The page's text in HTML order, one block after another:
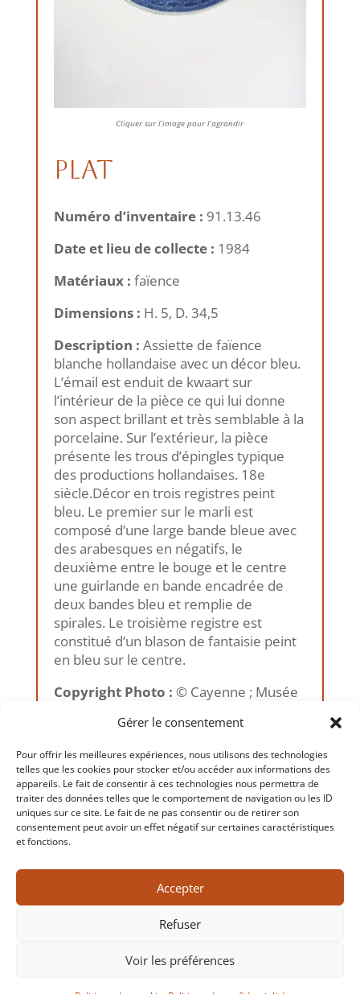
Gérer le consentement
Pour offrir les meilleures expériences, nous utilisons des technologies
telles que les cookies pour stocker et/ou accéder aux informations des
appareils. Le fait de consentir à ces technologies nous permettra de
traiter des données telles que le comportement de navigation ou les ID
uniques sur ce site. Le fait de ne pas consentir ou de retirer son
consentement peut avoir un effet négatif sur certaines caractéristiques
et fonctions.
Accepter
Refuser
Voir les préférences
Cliquer sur l’image pour l’agrandir
Plat
Numéro d’inventaire : 91.13.46
Date et lieu de collecte : 1984
Matériaux : faïence
Dimensions : H. 5, D. 34,5
Description : Assiette de faïence
blanche hollandaise avec un décor bleu.
L’émail est enduit de kwaart sur
l’intérieur de la pièce ce qui lui donne
son aspect brillant et très semblable à la
porcelaine. Sur l’extérieur, la pièce
présente les trous d’épingles typique
des productions hollandaises. 18e
siècle.Décor en trois registres peint
bleu. Le premier sur le marli est
composé d’une large bande bleue avec
des arabesques en négatifs, le
deuxième entre le bouge et le centre
une guirlande en bande encadrée de
deux bandes bleu et remplie de
spirales. Le troisième registre est
constitué d’un blason de fantaisie peint
en bleu sur le centre.
Copyright Photo : © Cayenne ; Musée
←Précédent Suivant→